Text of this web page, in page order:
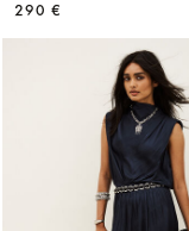
290 €